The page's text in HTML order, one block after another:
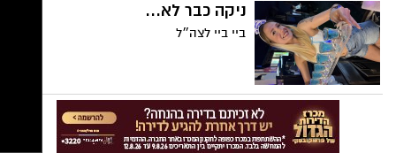
ניקה כבר לא...
ביי ביי לצה״ל